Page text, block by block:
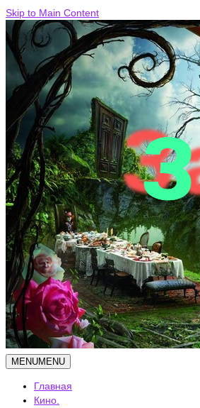
Skip to Main Content
MENUMENU
Главная
Кино.